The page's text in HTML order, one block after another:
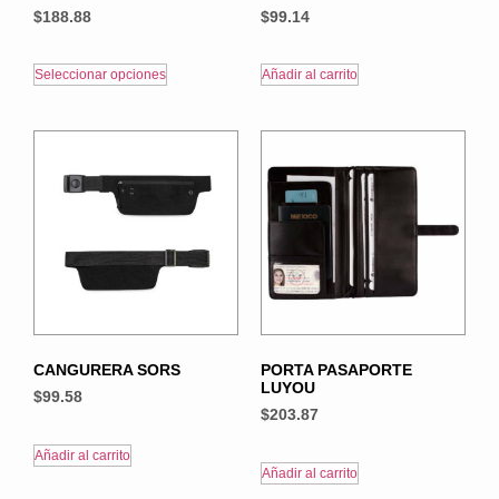
$188.88
Seleccionar opciones
$99.14
Añadir al carrito
CANGURERA SORS
$99.58
Añadir al carrito
PORTA PASAPORTE
LUYOU
$203.87
Añadir al carrito